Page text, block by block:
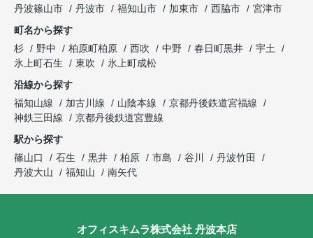
丹波篠山市
丹波市 福知山市 加東市 西脇市
宮津市
町名から探す
杉
野中 柏原町柏原 西吹 中野 春日町黒井
宇土
氷上町石生
東吹
氷上町成松
沿線から探す
福知山線
加古川線 山陰本線
京都丹後鉄道宮福線
神鉄三田線
京都丹後鉄道宮豊線
駅から探す
篠山口
石生 黒井 柏原 市島 谷川
丹波竹田
丹波大山
福知山 南矢代
オフィスキムラ株式会社 丹波本店